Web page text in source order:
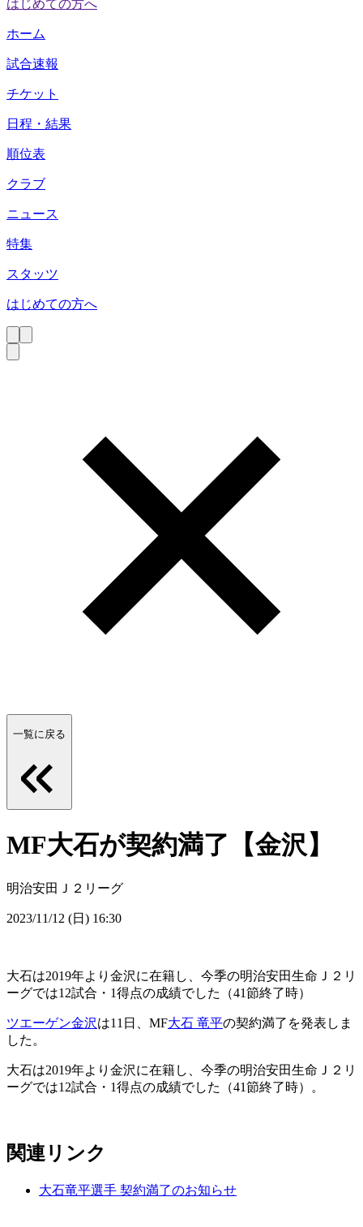
はじめての方へ
ホーム
試合速報
チケット
日程・結果
順位表
クラブ
ニュース
特集
スタッツ
はじめての方へ
一覧に戻る
MF大石が契約満了【金沢】
明治安田Ｊ２リーグ
2023/11/12 (日) 16:30
大石は2019年より金沢に在籍し、今季の明治安田生命Ｊ２リ
ーグでは12試合・1得点の成績でした（41節終了時）
ツエーゲン金沢は11日、MF大石 竜平の契約満了を発表しま
した。
大石は2019年より金沢に在籍し、今季の明治安田生命Ｊ２リ
ーグでは12試合・1得点の成績でした（41節終了時）。
関連リンク
大石竜平選手 契約満了のお知らせ